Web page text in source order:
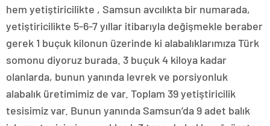
hem yetiştiricilikte , Samsun avcılıkta bir numarada,
yetiştiricilikte 5-6-7 yıllar itibarıyla değişmekle beraber
gerek 1 buçuk kilonun üzerinde ki alabalıklarımıza Türk
somonu diyoruz burada. 3 buçuk 4 kiloya kadar
olanlarda, bunun yanında levrek ve porsiyonluk
alabalık üretimimiz de var. Toplam 39 yetiştiricilik
tesisimiz var. Bunun yanında Samsun’da 9 adet balık